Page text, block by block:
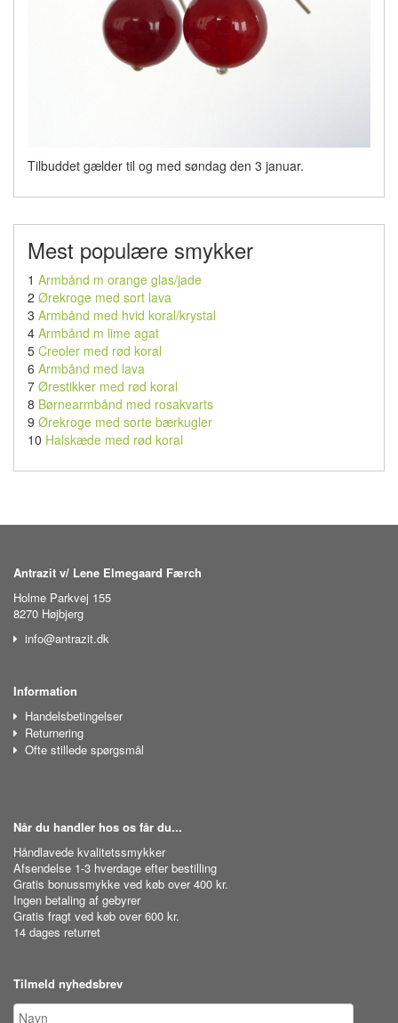
Tilbuddet gælder til og med søndag den 3 januar.
Mest populære smykker
1 Armbånd m orange glas/jade
2 Ørekroge med sort lava
3 Armbånd med hvid koral/krystal
4 Armbånd m lime agat
5 Creoler med rød koral
6 Armbånd med lava
7 Ørestikker med rød koral
8 Børnearmbånd med rosakvarts
9 Ørekroge med sorte bærkugler
10 Halskæde med rød koral
Antrazit v/ Lene Elmegaard Færch
Holme Parkvej 155
8270 Højbjerg
info@antrazit.dk
Information
Handelsbetingelser
Returnering
Ofte stillede spørgsmål
Når du handler hos os får du...
Håndlavede kvalitetssmykker
Afsendelse 1-3 hverdage efter bestilling
Gratis bonussmykke ved køb over 400 kr.
Ingen betaling af gebyrer
Gratis fragt ved køb over 600 kr.
14 dages returret
Tilmeld nyhedsbrev